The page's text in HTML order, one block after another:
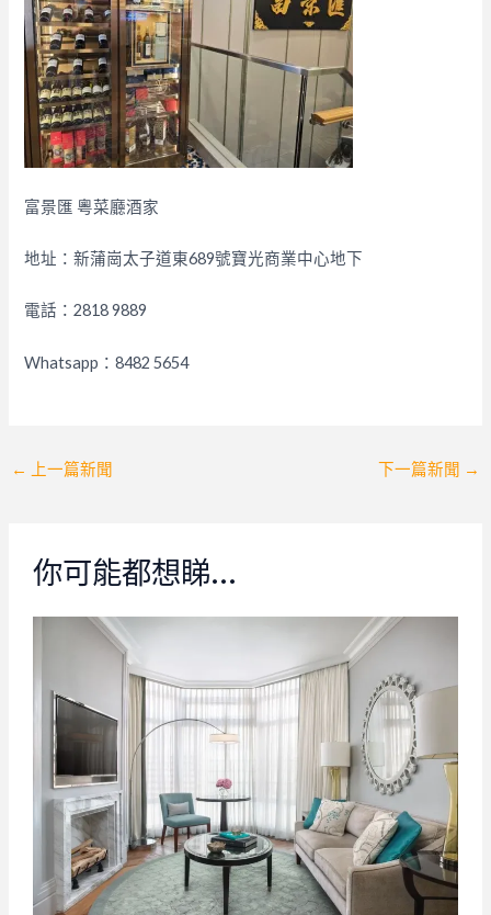
富景匯 粵菜廳酒家
地址：新蒲崗太子道東689號寶光商業中心地下
電話：2818 9889
Whatsapp：8482 5654
Post
← 上一篇新聞 下一篇新聞 →
你可能都想睇…